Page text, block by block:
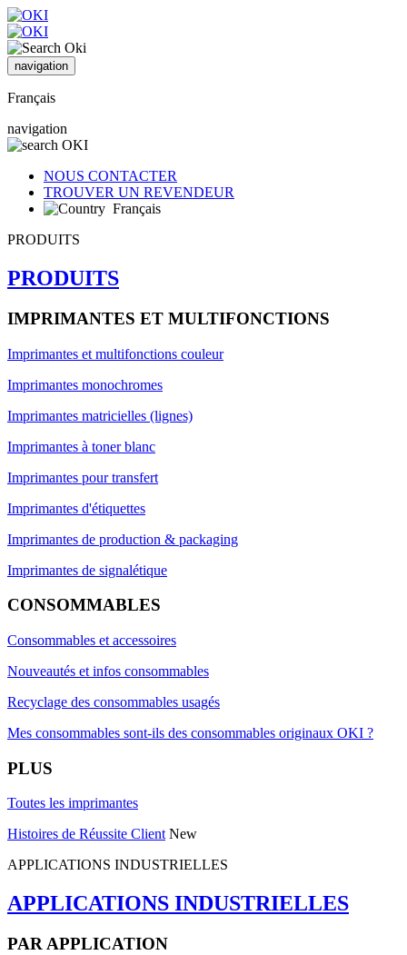
navigation
Français
navigation
NOUS CONTACTER
TROUVER UN REVENDEUR
Français
PRODUITS
PRODUITS
IMPRIMANTES ET MULTIFONCTIONS
Imprimantes et multifonctions couleur
Imprimantes monochromes
Imprimantes matricielles (lignes)
Imprimantes à toner blanc
Imprimantes pour transfert
Imprimantes d'étiquettes
Imprimantes de production & packaging
Imprimantes de signalétique
CONSOMMABLES
Consommables et accessoires
Nouveautés et infos consommables
Recyclage des consommables usagés
Mes consommables sont-ils des consommables originaux OKI ?
PLUS
Toutes les imprimantes
Histoires de Réussite Client New
APPLICATIONS INDUSTRIELLES
APPLICATIONS INDUSTRIELLES
PAR APPLICATION